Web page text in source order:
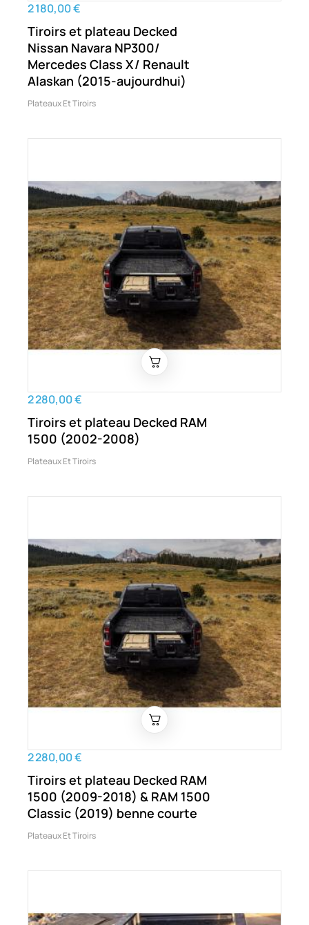
2 180,00 €
Tiroirs et plateau Decked
Nissan Navara NP300/
Mercedes Class X/ Renault
Alaskan (2015-aujourdhui)
Plateaux Et Tiroirs
2 280,00 €
Tiroirs et plateau Decked RAM
1500 (2002-2008)
Plateaux Et Tiroirs
2 280,00 €
Tiroirs et plateau Decked RAM
1500 (2009-2018) & RAM 1500
Classic (2019) benne courte
Plateaux Et Tiroirs